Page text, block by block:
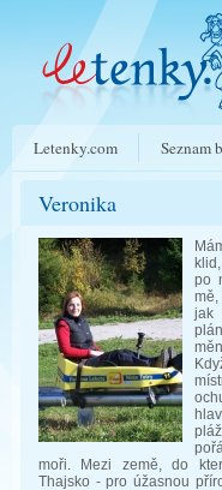
Letenky.com Seznam
Veronika
po
jak
moři. Mezi země, do
Thajsko - pro úžasnou